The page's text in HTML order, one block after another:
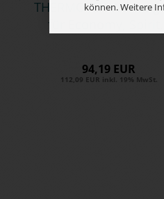
können. Weitere
THER­MO­TEX
für Eco­no­my, Spi­rit...
94,19 EUR
112,09 EUR inkl. 19% MwSt.